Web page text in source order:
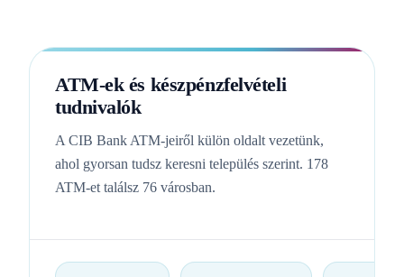
ATM-ek és készpénzfelvételi
tudnivalók
A CIB Bank ATM-jeiről külön oldalt vezetünk,
ahol gyorsan tudsz keresni település szerint. 178
ATM-et találsz 76 városban.